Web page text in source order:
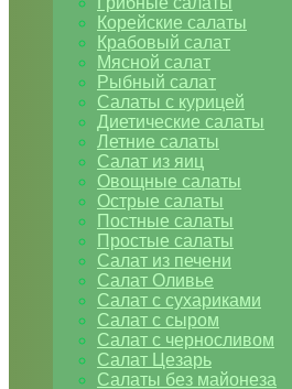
Корейские салаты
Крабовый салат
Мясной салат
Рыбный салат
Салаты с курицей
Диетические салаты
Летние салаты
Салат из яиц
Овощные салаты
Острые салаты
Постные салаты
Простые салаты
Салат из печени
Салат Оливье
Салат с сухариками
Салат с сыром
Салат с черносливом
Салат Цезарь
Салаты без майонеза